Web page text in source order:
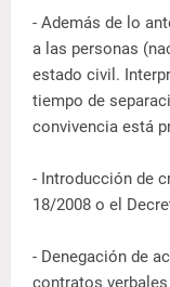
- Además de lo
a las personas
estado civil.
tiempo de
convivencia está
- Introducción de
18/2008 o el
- Denegación de
contratos